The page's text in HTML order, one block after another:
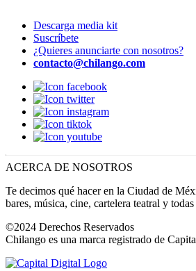
Descarga media kit
Suscríbete
¿Quieres anunciarte con nosotros?
contacto@chilango.com
ACERCA DE NOSOTROS
Te decimos qué hacer en la Ciudad de
bares, música, cine, cartelera teatral y
©2024 Derechos Reservados
Chilango es una marca registrado de